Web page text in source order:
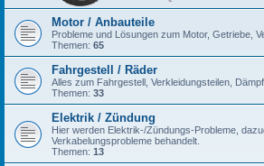
Motor / Anbauteile
Probleme und Lösungen zum Motor, Getriebe,
Themen: 65
Fahrgestell / Räder
Alles zum Fahrgestell, Verkleidungsteilen,
Themen: 33
Elektrik / Zündung
Hier werden Elektrik-/Zündungs-Probleme,
Verkabelungsprobleme behandelt.
Themen: 13